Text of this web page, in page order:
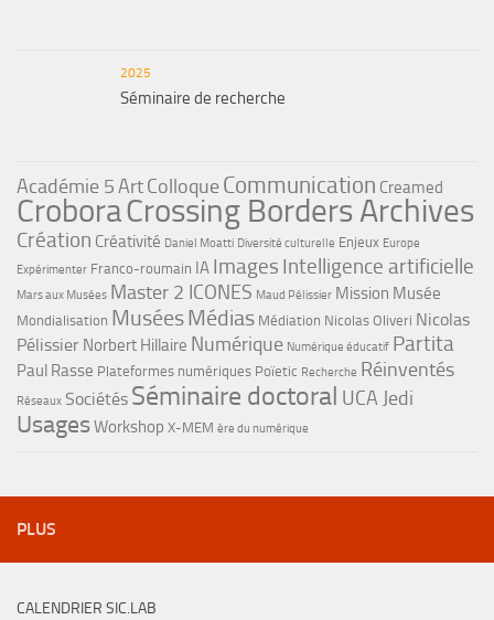
2025
Séminaire de recherche
Académie 5ArtColloqueCommunication Creamed
CroboraCrossing Borders Archives
Création Créativité Daniel Moatti Diversité culturelle Enjeux Europe
Expérimenter Franco-roumain IA Images Intelligence artificielle
Mars aux Musées Master 2 ICONES Maud Pélissier Mission Musée
Mondialisation MuséesMédias Médiation Nicolas Oliveri Nicolas
Pélissier Norbert Hillaire Numérique Numérique éducatif Partita
Paul Rasse Plateformes numériques Poïetic Recherche Réinventés
Réseaux Sociétés Séminaire doctoral UCA Jedi
UsagesWorkshop X-MEM ère du numérique
PLUS
CALENDRIER SIC.LAB